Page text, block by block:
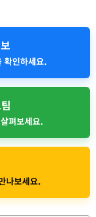
확인하세요.
펴보세요.
나보세요.